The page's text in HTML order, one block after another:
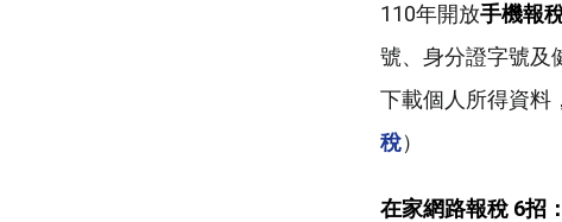
110年開放手機報
號、身分證字號及
下載個人所得資料
稅）
在家網路報稅 6招：